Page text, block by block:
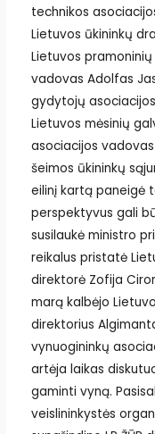
technikos
Lietuvos ūkininkų
Lietuvos
vadovas Adolfas
gydytojų
Lietuvos mėsinių
asociacijos
šeimos ūkininkų
eilinį kartą paneigė
perspektyvus gali
susilaukė ministro
reikalus pristatė
direktorė Zofija
marą kalbėjo
direktorius
vynuogininkų
artėja laikas
gaminti vyną.
veislininkystės